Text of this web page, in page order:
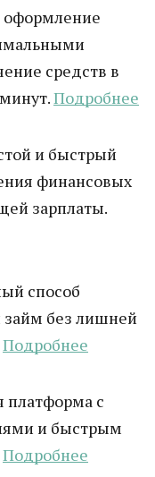
оформление
средств в
Подробнее
и быстрый
финансовых
зарплаты.
способ
займ без лишней
Подробнее
платформа с
и быстрым
Подробнее